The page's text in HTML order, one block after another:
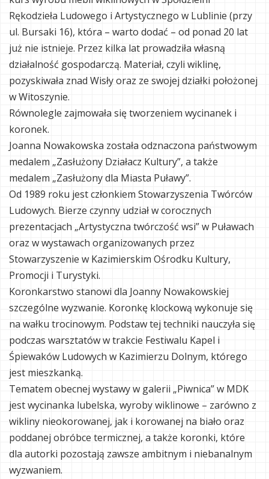
Rękodzieła Ludowego i Artystycznego w Lublinie (przy
ul. Bursaki 16), która – warto dodać – od ponad 20 lat
już nie istnieje. Przez kilka lat prowadziła własną
działalność gospodarczą. Materiał, czyli wiklinę,
pozyskiwała znad Wisły oraz ze swojej działki położonej
w Witoszynie.
Równolegle zajmowała się tworzeniem wycinanek i
koronek.
Joanna Nowakowska została odznaczona państwowym
medalem „Zasłużony Działacz Kultury”, a także
medalem „Zasłużony dla Miasta Puławy”.
Od 1989 roku jest członkiem Stowarzyszenia Twórców
Ludowych. Bierze czynny udział w corocznych
prezentacjach „Artystyczna twórczość wsi” w Puławach
oraz w wystawach organizowanych przez
Stowarzyszenie w Kazimierskim Ośrodku Kultury,
Promocji i Turystyki.
Koronkarstwo stanowi dla Joanny Nowakowskiej
szczególne wyzwanie. Koronkę klockową wykonuje się
na wałku trocinowym. Podstaw tej techniki nauczyła się
podczas warsztatów w trakcie Festiwalu Kapel i
Śpiewaków Ludowych w Kazimierzu Dolnym, którego
jest mieszkanką.
Tematem obecnej wystawy w galerii „Piwnica” w MDK
jest wycinanka lubelska, wyroby wiklinowe – zarówno z
wikliny nieokorowanej, jak i korowanej na biało oraz
poddanej obróbce termicznej, a także koronki, które
dla autorki pozostają zawsze ambitnym i niebanalnym
wyzwaniem.